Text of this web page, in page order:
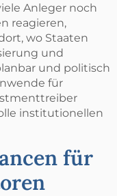
Anleger noch
reagieren,
wo Staaten
und
und politisch
für
institutionellen
für